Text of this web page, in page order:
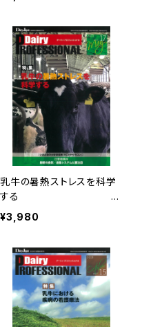
乳牛の暑熱ストレスを科学
する
Dairy PROFESSIONAL V
ol.17
¥3,980